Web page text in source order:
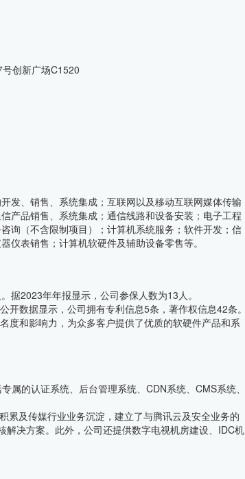
创新广场C1520
发、销售、系统集成；互联网以及移动互联网媒体传输
产品销售、系统集成；通信线路和设备安装；电子工程
询（不含限制项目）；计算机系统服务；软件开发；信
仪表销售；计算机软硬件及辅助设备零售等。
据2023年年报显示，公司参保人数为13人。
开数据显示，公司拥有专利信息5条，著作权信息42条。
度和影响力，为众多客户提供了优质的软硬件产品和系
属的认证系统、后台管理系统、CDN系统、CMS系统、
累及传媒行业业务沉淀，建立了与腾讯云及安全业务的
解决方案。此外，公司还提供数字电视机房建设、IDC机